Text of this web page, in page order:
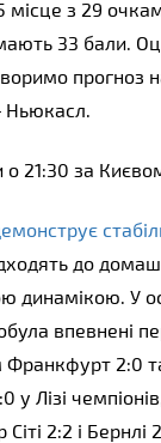
місце з 29
мають 33 бали.
прогноз
Ньюкасл.
о 21:30 за
до
динамікою. У
впевнені
2:0
у Лізі
2:2 і Бернлі